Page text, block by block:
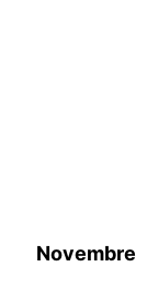
Novembre